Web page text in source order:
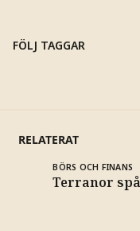
FÖLJ TAGGAR
RELATERAT
BÖRS OCH FINANS
Terranor